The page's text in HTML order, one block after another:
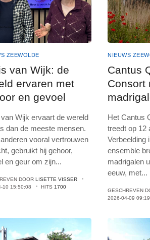
ZEEWOLDE
van Wijk: de
ervaren met
en gevoel
Wijk ervaart de wereld
dan de meeste mensen.
vooral vertrouwen
gebruikt hij gehoor,
en geur om zijn...
DOOR LISETTE VISSER
10 15:50:08
HITS 1700
NIEUWS
Cantus
Consort
Het Cantus
treedt op 12
Verbeelding
ensemble
madrigalen
eeuw, met...
GESCHREVEN
2026-04-09